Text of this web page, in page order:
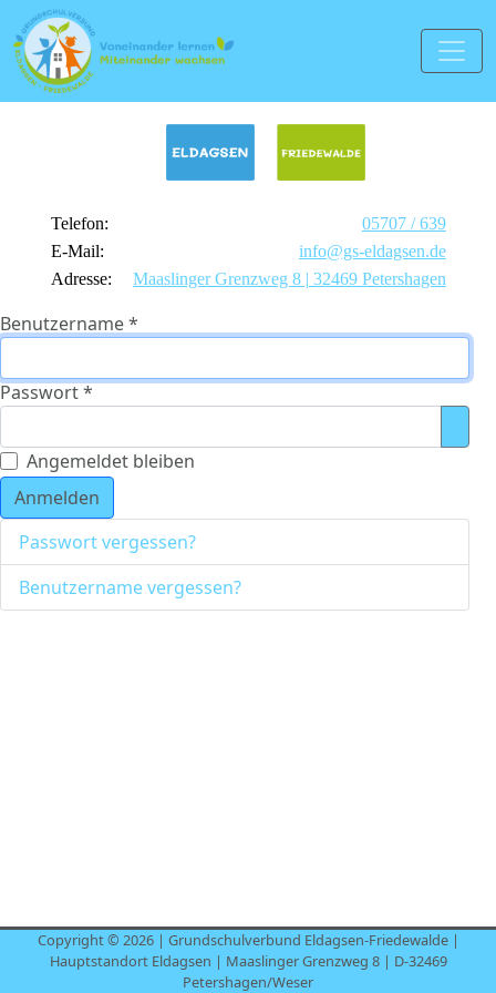
Telefon:
05707 / 639
E-Mail:
info@gs-eldagsen.de
Adresse:
Maaslinger Grenzweg 8 | 32469 Petershagen
Benutzername*
Passwort*
Angemeldet bleiben
Anmelden
Passwort vergessen?
Benutzername vergessen?
Copyright © 2026 | Grundschulverbund Eldagsen-Friedewalde |
Hauptstandort Eldagsen | Maaslinger Grenzweg 8 | D-32469
Petershagen/Weser